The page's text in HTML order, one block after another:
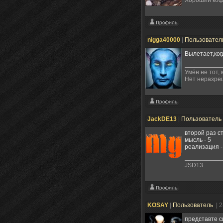
nigga40000
Умён не тот,
Нет
JackDE13
Пользователь
второй раз
мысль - 5
реализация
JSD13
KOSAY Пользователь
|
представте